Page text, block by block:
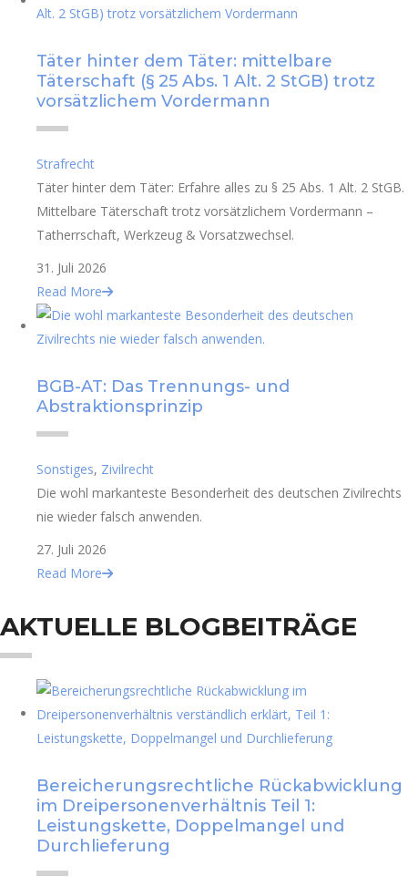
Täter hinter dem Täter: mittelbare
Täterschaft (§ 25 Abs. 1 Alt. 2 StGB) trotz
vorsätzlichem Vordermann
Strafrecht
Täter hinter dem Täter: Erfahre alles zu § 25 Abs. 1 Alt. 2 StGB.
Mittelbare Täterschaft trotz vorsätzlichem Vordermann –
Tatherrschaft, Werkzeug & Vorsatzwechsel.
31. Juli 2026
Read More
BGB-AT: Das Trennungs- und
Abstraktionsprinzip
Sonstiges, Zivilrecht
Die wohl markanteste Besonderheit des deutschen Zivilrechts
nie wieder falsch anwenden.
27. Juli 2026
Read More
AKTUELLE BLOGBEITRÄGE
Bereicherungsrechtliche Rückabwicklung
im Dreipersonenverhältnis Teil 1:
Leistungskette, Doppelmangel und
Durchlieferung